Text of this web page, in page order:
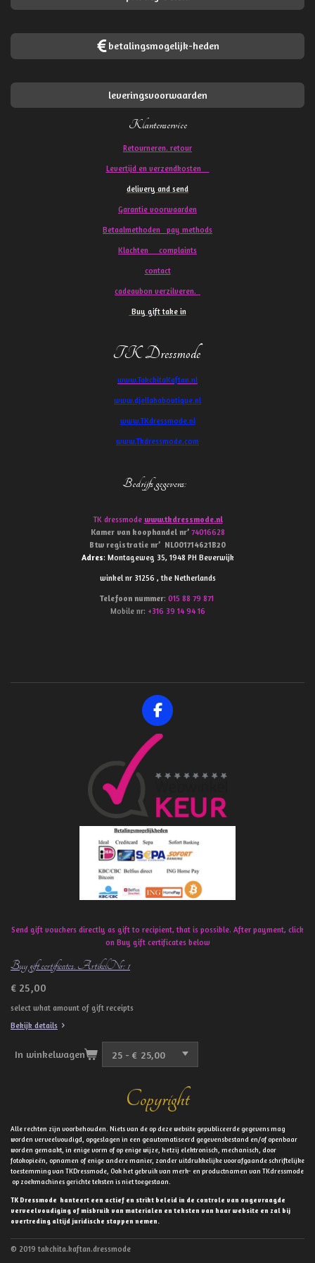
betalingsmogelijk-heden
leveringsvoorwaarden
Klantenservice
Retourneren. retour
Levertijd en verzendkosten
delivery and send
Garantie voorwaarden
Betaalmethoden pay methods
Klachten complaints
contact
cadeaubon verzilveren.
Buy gift take in
TK Dressmode
www.TakchitaKaftan.nl
www.djellababoutique.nl
www.TKdressmode.nl
www.Tkdressmode.com
Bedrijfs gegevens:
TK dressmode www.tkdressmode.nl
Kamer van koophandel nr’ 74016628
Btw registratie nr’ NL001714621B20
Adres: Montageweg 35, 1948 PH Beverwijk
winkel nr 31256 , the Netherlands
Telefoon nummer: 015 88 79 871
Mobile nr: +316 39 14 94 16
F
a
c
b
o
k
Send gift vouchers directly as gift to recipient, that is possible. After payment, click
on Buy gift certificates below
Buy gift certificates. ArtikelNr: 1
€ 25,00
select what amount of gift receipts
Bekijk details
In winkelwagen
Copyright
Alle rechten zijn voorbehouden. Niets van de op deze website gepubliceerde gegevens mag
worden verveelvoudigd, opgeslagen in een geautomatiseerd gegevensbestand en/of openbaar
worden gemaakt, in enige vorm of op enige wijze, hetzij elektronisch, mechanisch, door
fotokopieën, opnamen of enige andere manier, zonder uitdrukkelijke voorafgaande schriftelijke
toestemming van TKDressmode, Ook het gebruik van merk- en productnamen van TKdressmode
op zoekmachines gerichte teksten is niet toegestaan.
TK Dressmode hanteert een actief en strikt beleid in de controle van ongevraagde
verveelvoudiging of misbruik van materialen en teksten van haar website en zal bij
overtreding altijd juridische stappen nemen.
© 2019 takchita.kaftan.dressmode